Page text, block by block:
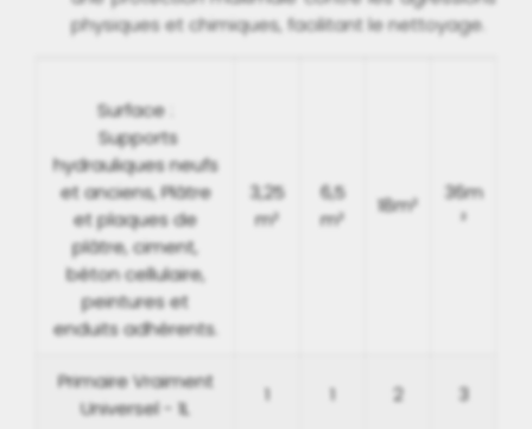
physiques et chimiques, facilitant le nettoyage.
Surface :
Supports
hydrauliques neufs
et anciens, Plâtre
et plaques de
plâtre, ciment,
béton cellulaire,
peintures et
enduits adhérents.
3,25
m²
6,5
m²
18m²
36m
²
Primaire Vraiment
Universel - 1L
1 1 2 3